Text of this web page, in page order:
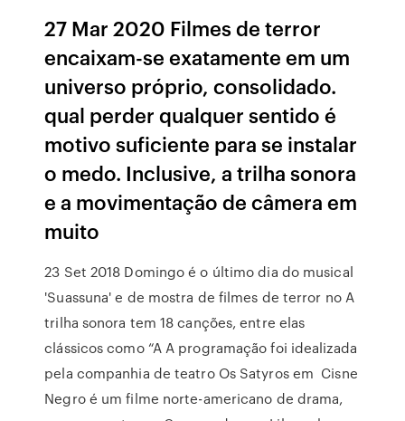
27 Mar 2020 Filmes de terror
encaixam-se exatamente em um
universo próprio, consolidado.
qual perder qualquer sentido é
motivo suficiente para se instalar
o medo. Inclusive, a trilha sonora
e a movimentação de câmera em
muito
23 Set 2018 Domingo é o último dia do musical
'Suassuna' e de mostra de filmes de terror no A
trilha sonora tem 18 canções, entre elas
clássicos como “A A programação foi idealizada
pela companhia de teatro Os Satyros em Cisne
Negro é um filme norte-americano de drama,